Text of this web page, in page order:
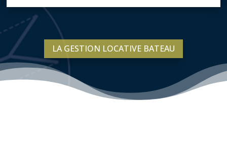
LA GESTION LOCATIVE BATEAU